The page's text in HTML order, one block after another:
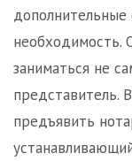
дополнительные
необходимость.
заниматься не
представитель.
предъявить